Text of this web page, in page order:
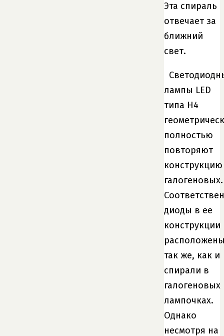
Эта спираль
отвечает за
ближний
свет.
лампы LED
типа H4
полностью
повторяют
конструкцию
галогеновых.
диоды в ее
конструкции
так же, как и
спирали в
галогеновых
лампочках.
Однако
несмотря на